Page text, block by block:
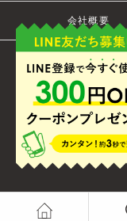
会社概要